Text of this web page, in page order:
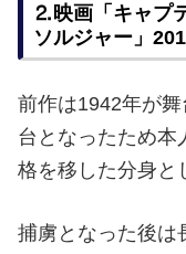
⒉映画「キャプ
ソルジャー」
前作は1942年が
台となったため本
格を移した分身と
捕虜となった後は